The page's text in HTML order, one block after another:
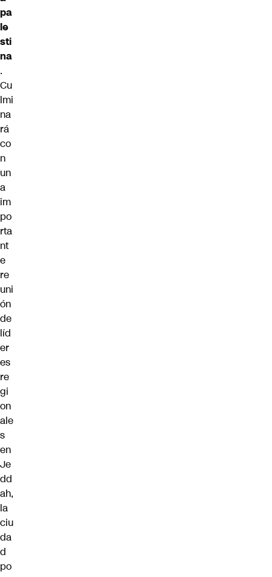
pa
le
sti
na
.
Cu
lmi
na
rá
co
n
un
a
im
po
rta
nt
e
re
uni
ón
de
líd
er
es
re
gi
on
ale
s
en
Je
dd
ah,
la
ciu
da
d
po